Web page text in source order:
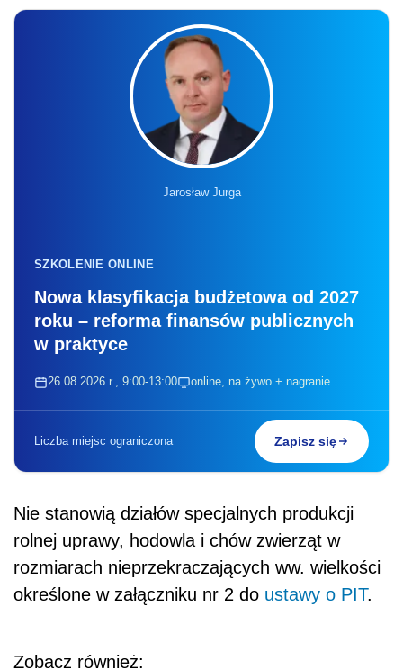
Jarosław Jurga
SZKOLENIE ONLINE
Nowa klasyfikacja budżetowa od 2027
roku – reforma finansów publicznych
w praktyce
26.08.2026 r., 9:00-13:00 online, na żywo + nagranie
Liczba miejsc ograniczona Zapisz się
Nie stanowią działów specjalnych produkcji
rolnej uprawy, hodowla i chów zwierząt w
rozmiarach nieprzekraczających ww. wielkości
określone w załączniku nr 2 do ustawy o PIT.
Zobacz również: